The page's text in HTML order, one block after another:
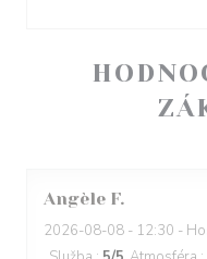
Angèle F
2026-08-08 - 12:30 -